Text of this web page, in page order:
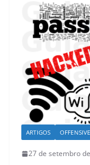
ARTIGOS OFFENSIVE
27 de setembro